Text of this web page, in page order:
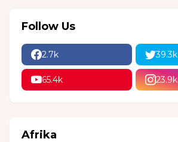
Follow Us
2.7k 39.3k
65.4k 23.9k
Afrika